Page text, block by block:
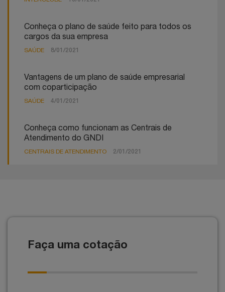
Conheça o plano de saúde feito para todos os
cargos da sua empresa
SAÚDE 8/01/2021
Vantagens de um plano de saúde empresarial
com coparticipação
SAÚDE 4/01/2021
Conheça como funcionam as Centrais de
Atendimento do GNDI
CENTRAIS DE ATENDIMENTO 2/01/2021
Faça uma cotação